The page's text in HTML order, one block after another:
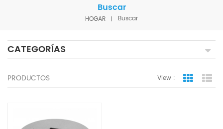
Buscar
HOGAR Buscar
CATEGORÍAS
PRODUCTOS View : Grid View